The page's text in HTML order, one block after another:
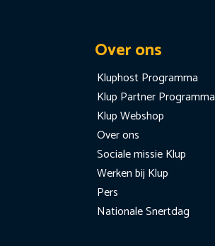
Over ons
Kluphost Programma
Klup Partner Programma
Klup Webshop
Over ons
Sociale missie Klup
Werken bij Klup
Pers
Nationale Snertdag